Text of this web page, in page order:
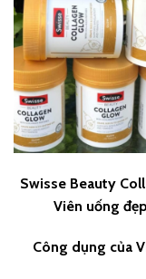
Swisse Beauty
Viên uống
Công dụng của